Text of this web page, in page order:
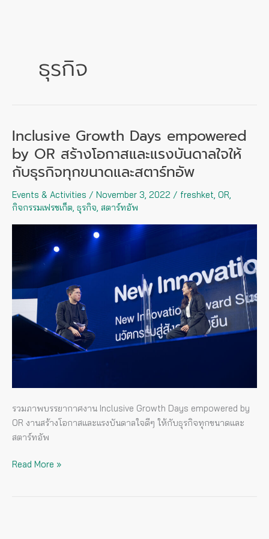
ธุรกิจ
Inclusive Growth Days empowered
by OR สร้างโอกาสและแรงบันดาลใจให้
กับธุรกิจทุกขนาดและสตาร์ทอัพ
Events & Activities / November 3, 2022 / freshket, OR,
กิจกรรมเฟรชเก็ต, ธุรกิจ, สตาร์ทอัพ
รวมภาพบรรยากาศงาน Inclusive Growth Days empowered by
OR งานสร้างโอกาสและแรงบันดาลใจดีๆ ให้กับธุรกิจทุกขนาดและ
สตาร์ทอัพ
Inclusive
Growth
Days
empowered
by
OR
แรง
ใจ
กับ
นาด
อัพ
Read More »